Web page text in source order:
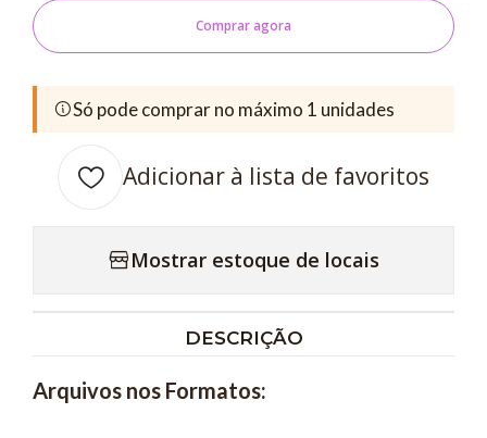
Comprar agora
Só pode comprar no máximo 1 unidades
Adicionar à lista de favoritos
Mostrar estoque de locais
DESCRIÇÃO
Arquivos nos Formatos: